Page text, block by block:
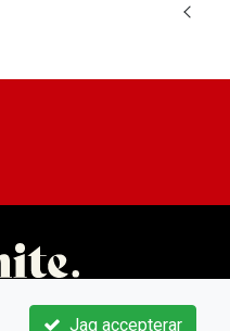
Jag accepterar